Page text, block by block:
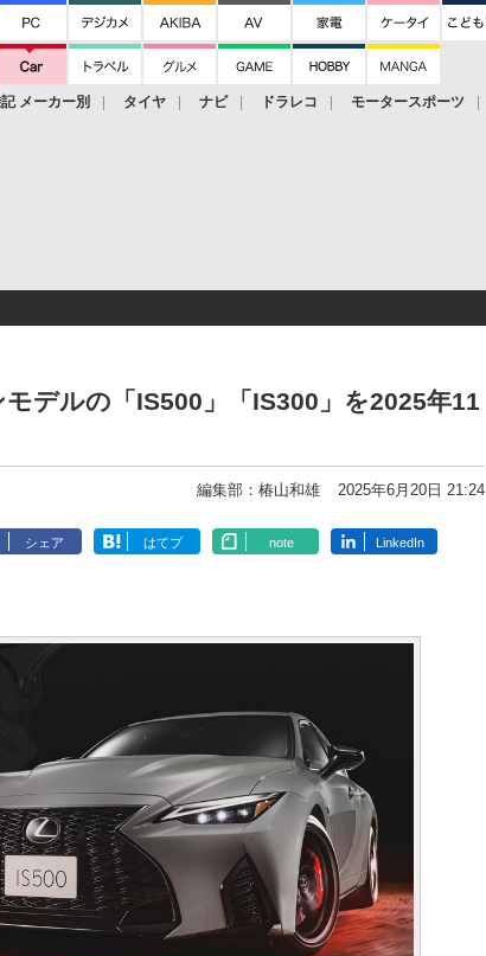
メーカー別 タイヤ ナビ ドラレコ モータースポーツ
デルの「IS500」「IS300」を2025年11
編集部：椿山和雄 2025年6月20日 21:24
シェア はてブ note LinkedIn